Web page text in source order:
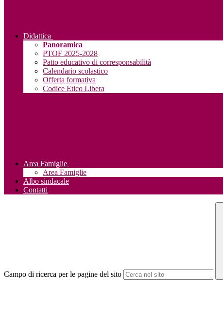
Didattica
Panoramica
PTOF 2025-2028
Patto educativo di corresponsabilità
Calendario scolastico
Offerta formativa
Codice Etico Libera
Area Famiglie
Area Famiglie
Albo sindacale
Contatti
Campo di ricerca per le pagine del sito